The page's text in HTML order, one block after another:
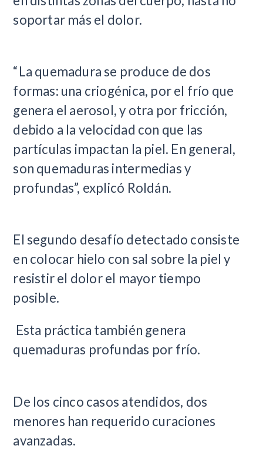
soportar más el dolor.
“La quemadura se produce de dos
formas: una criogénica, por el frío que
genera el aerosol, y otra por fricción,
debido a la velocidad con que las
partículas impactan la piel. En general,
son quemaduras intermedias y
profundas”, explicó Roldán.
El segundo desafío detectado consiste
en colocar hielo con sal sobre la piel y
resistir el dolor el mayor tiempo
posible.
Esta práctica también genera
quemaduras profundas por frío.
De los cinco casos atendidos, dos
menores han requerido curaciones
avanzadas.